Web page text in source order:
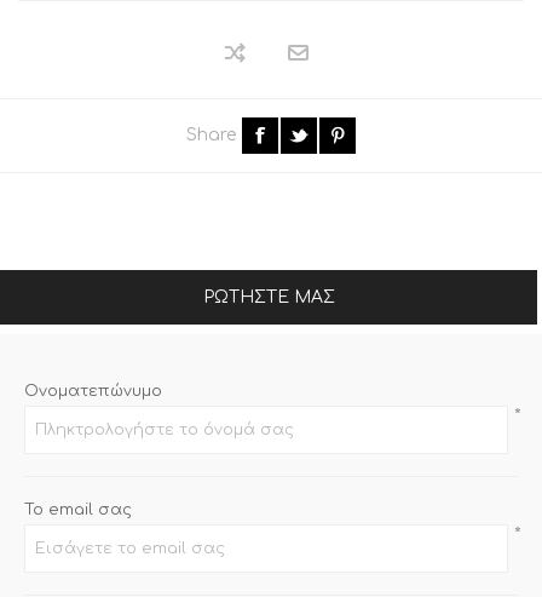
Share
ΡΩΤΉΣΤΕ ΜΑΣ
Ονοματεπώνυμο
*
Το email σας
*